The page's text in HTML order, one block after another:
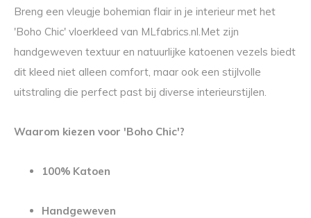
Breng een vleugje bohemian flair in je interieur met het
'Boho Chic' vloerkleed van MLfabrics.nl.Met zijn
handgeweven textuur en natuurlijke katoenen vezels biedt
dit kleed niet alleen comfort, maar ook een stijlvolle
uitstraling die perfect past bij diverse interieurstijlen.
Waarom kiezen voor 'Boho Chic'?
100% Katoen
Handgeweven